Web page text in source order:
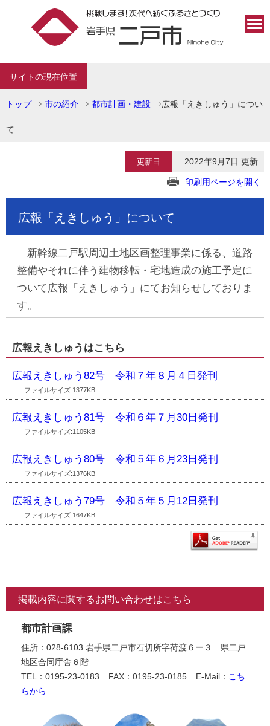
サイトの現在位置
トップ⇒ 市の紹介 ⇒ 都市計画・建設 ⇒広報「えきしゅう」につい
て
更新日 2022年9月7日 更新
印刷用ページを開く
広報「えきしゅう」について
新幹線二戸駅周辺土地区画整理事業に係る、道路
整備やそれに伴う建物移転・宅地造成の施工予定に
ついて広報「えきしゅう」にてお知らせしておりま
す。
広報えきしゅうはこちら
広報えきしゅう82号 令和７年８月４日発刊
ファイルサイズ:1377KB
広報えきしゅう81号 令和６年７月30日発刊
ファイルサイズ:1105KB
広報えきしゅう80号 令和５年６月23日発刊
ファイルサイズ:1376KB
広報えきしゅう79号 令和５年５月12日発刊
ファイルサイズ:1647KB
掲載内容に関するお問い合わせはこちら
都市計画課
住所：028-6103 岩手県二戸市石切所字荷渡６ー３ 県二戸
地区合同庁舎６階
TEL：0195-23-0183
FAX：0195-23-0185 E-Mail： こち
らから